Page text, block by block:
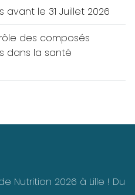
avant le 31 Juillet 2026
des composés
dans la santé
Nutrition 2026 à Lille ! Du